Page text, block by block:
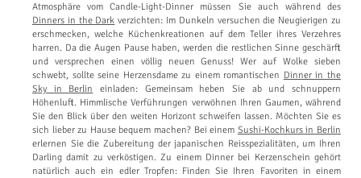
Atmosphäre vom Candle-Light-Dinner müssen Sie auch während des
Dinners in the Dark verzichten: Im Dunkeln versuchen die Neugierigen zu
erschmecken, welche Küchenkreationen auf dem Teller ihres Verzehres
harren. Da die Augen Pause haben, werden die restlichen Sinne geschärft
und versprechen einen völlig neuen Genuss! Wer auf Wolke sieben
schwebt, sollte seine Herzensdame zu einem romantischen Dinner in the
Sky in Berlin einladen: Gemeinsam heben Sie ab und schnuppern
Höhenluft. Himmlische Verführungen verwöhnen Ihren Gaumen, während
Sie den Blick über den weiten Horizont schweifen lassen. Möchten Sie es
sich lieber zu Hause bequem machen? Bei einem Sushi-Kochkurs in Berlin
erlernen Sie die Zubereitung der japanischen Reisspezialitäten, um Ihren
Darling damit zu verköstigen. Zu einem Dinner bei Kerzenschein gehört
natürlich auch ein edler Tropfen: Finden Sie Ihren Favoriten in einem